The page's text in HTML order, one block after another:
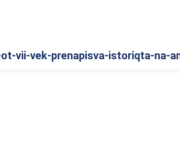
vii-vek-prenapisva-istoriqta-na-